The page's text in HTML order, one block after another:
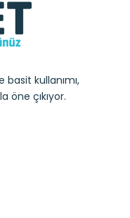
basit kullanımı,
öne çıkıyor.